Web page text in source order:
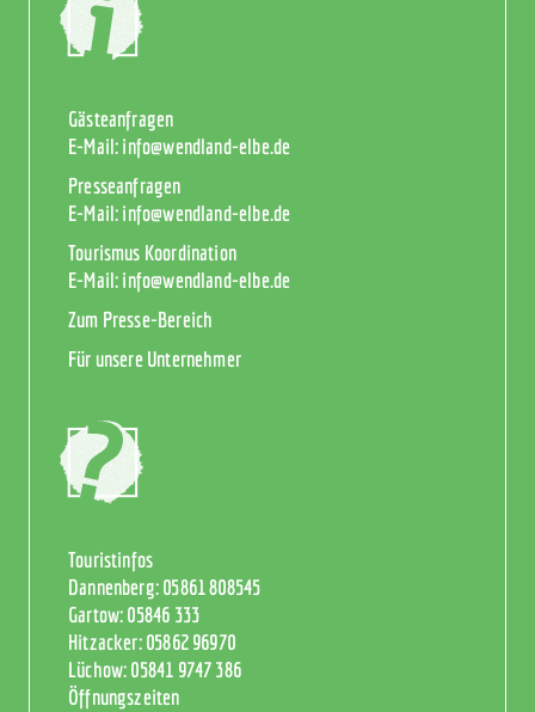
Gästeanfragen
E-Mail:info@wendland-elbe.de
Presseanfragen
E-Mail:info@wendland-elbe.de
Tourismus Koordination
E-Mail:info@wendland-elbe.de
Zum Presse-Bereich
Für unsere Unternehmer
Touristinfos
Dannenberg:05861 808545
Gartow:05846 333
Hitzacker:05862 96970
Lüchow:05841 9747 386
Öffnungszeiten